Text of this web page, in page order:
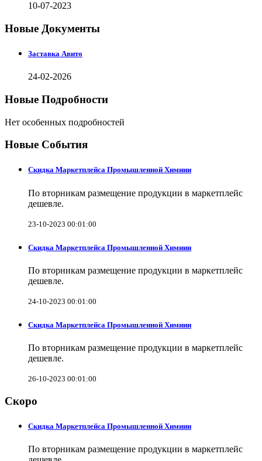
10-07-2023
Новые Документы
Заставка Авито
24-02-2026
Новые Подробности
Нет особенных подробностей
Новые События
Скидка Маркетплейса Промышленной Химиии
По вторникам размещение продукции в маркетплейс
дешевле.
23-10-2023 00:01:00
Скидка Маркетплейса Промышленной Химиии
По вторникам размещение продукции в маркетплейс
дешевле.
24-10-2023 00:01:00
Скидка Маркетплейса Промышленной Химиии
По вторникам размещение продукции в маркетплейс
дешевле.
26-10-2023 00:01:00
Скоро
Скидка Маркетплейса Промышленной Химиии
По вторникам размещение продукции в маркетплейс